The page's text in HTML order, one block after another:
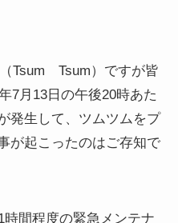
Tsum Tsum）ですが皆
7月13日の午後20時あた
発生して、ツムツムをプ
が起こったのはご存知で
間程度の緊急メンテナ